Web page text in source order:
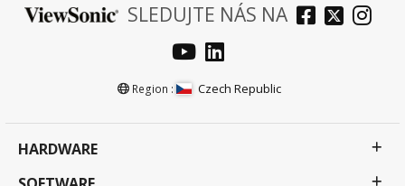
SLEDUJTE NÁS NA
Region : Czech Republic
HARDWARE